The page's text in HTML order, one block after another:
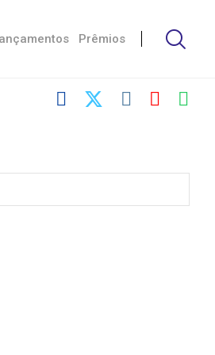
Prêmios